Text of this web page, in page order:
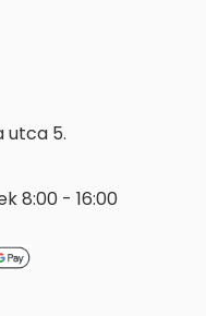
utca 5.
8:00 - 16:00